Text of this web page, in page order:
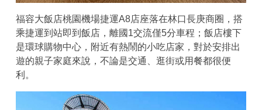
福容大飯店桃園機場捷運A8店座落在林口長庚商圈，搭
乘捷運到站即到飯店，離國1交流僅5分車程；飯店樓下
是環球購物中心，附近有熱鬧的小吃店家，對於安排出
遊的親子家庭來說，不論是交通、逛街或用餐都很便
利。